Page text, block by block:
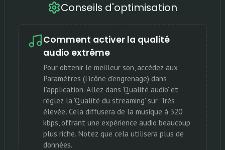
Conseils d'optimisation
Comment activer la qualité
audio extrême
Pour obtenir le meilleur son, accédez aux
Paramètres (l'icône d'engrenage) dans
l'application. Allez dans 'Qualité audio' et
réglez la 'Qualité du streaming' sur 'Très
élevée'. Cela diffusera de la musique à 320
kbps, offrant une expérience audio beaucoup
plus riche. Notez que cela utilisera plus de
données.